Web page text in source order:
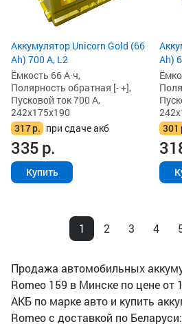
Аккумулятор Unicorn Gold (66
Ah) 700 А, L2
Ёмкость 66 А·ч,
Полярность обратная [- +],
Пусковой ток 700 А,
242x175x190
317р. при сдаче акб
335р.
Купить
Ah)
301
1 2 3 4
Продажа автомобильных
Romeo 159 в Минске по цене от
АКБ по марке авто и купить
Romeo с доставкой по